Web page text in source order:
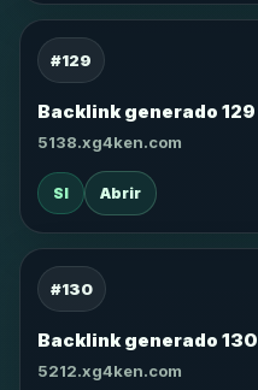
#129
Backlink generado 129
5138.xg4ken.com
SI Abrir
#130
Backlink generado 130
5212.xg4ken.com